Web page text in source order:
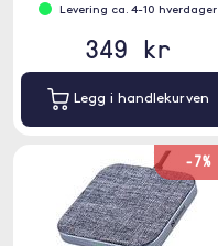
Levering ca. 4-10 hverdager
349 kr
Legg i handlekurven
-7%